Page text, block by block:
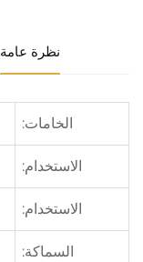
نظرة عامة
الخامات:
الاستخدام:
الاستخدام:
السماكة: